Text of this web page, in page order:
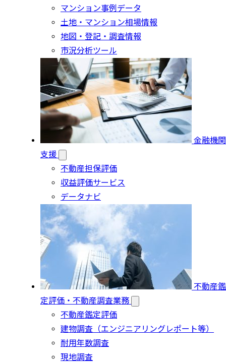
マンション事例データ
土地・マンション相場情報
地図・登記・調査情報
市況分析ツール
金融機関
支援
不動産担保評価
収益評価サービス
データナビ
不動産鑑
定評価・不動産調査業務
不動産鑑定評価
建物調査（エンジニアリングレポート等）
耐用年数調査
現地調査